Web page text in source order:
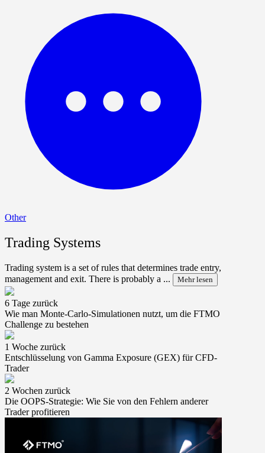
Other
Trading Systems
Trading system is a set of rules that determines trade entry,
management and exit. There is probably a ...
Mehr lesen
6 Tage zurück
Wie man Monte-Carlo-Simulationen nutzt, um die FTMO
Challenge zu bestehen
1 Woche zurück
Entschlüsselung von Gamma Exposure (GEX) für CFD-
Trader
2 Wochen zurück
Die OOPS-Strategie: Wie Sie von den Fehlern anderer
Trader profitieren